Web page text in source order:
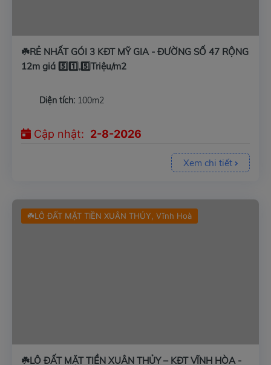
☘️RẺ NHẤT GÓI 3 KĐT MỸ GIA - ĐƯỜNG SỐ 47 RỘNG
12m giá 5️⃣1️⃣,5️⃣Triệu/m2
Diện tích: 100m2
Cập nhật: 2-8-2026
Xem chi tiết
☘️LÔ ĐẤT MẶT TIỀN XUÂN THỦY, Vĩnh Hoà
☘️LÔ ĐẤT MẶT TIỀN XUÂN THỦY – KĐT VĨNH HÒA -